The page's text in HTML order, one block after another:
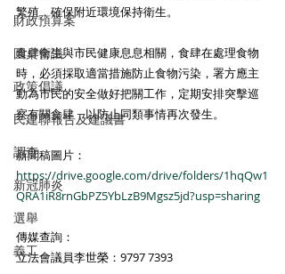
財政預算案
圓桌會議
政策倡議
民建聯報告及建議書
調查
新冠肺炎
選舉
義工
繁殖，確保附近環境保持衛生。
食肆衛生與市民健康息息相關，食肆在處理食物
時，必須採取適當措施防止食物污染，署方應主
動為市民的安全做好把關工作，定期安排突擊巡
察有關食肆，以防止同類事情再次發生。
新聞稿圖片：
https://drive.google.com/drive/folders/1hqQw1
QRA1iR8rnGbPZ5YbLzB9Mgsz5jd?usp=sharing
傳媒查詢：
立法會議員李世榮：9797 7393​